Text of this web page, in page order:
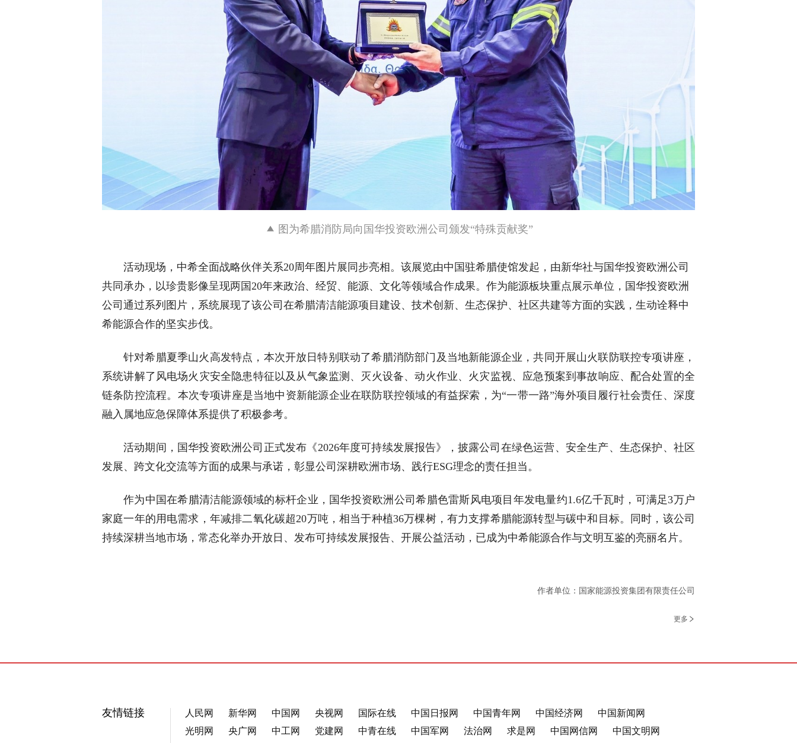
图为希腊消防局向国华投资欧洲公司颁发“特殊贡献奖”
活动现场，中希全面战略伙伴关系20周年图片展同步亮相。该展览由中国驻希腊使馆发起，由新华社与国华投资欧洲公司
共同承办，以珍贵影像呈现两国20年来政治、经贸、能源、文化等领域合作成果。作为能源板块重点展示单位，国华投资欧洲
公司通过系列图片，系统展现了该公司在希腊清洁能源项目建设、技术创新、生态保护、社区共建等方面的实践，生动诠释中
希能源合作的坚实步伐。
针对希腊夏季山火高发特点，本次开放日特别联动了希腊消防部门及当地新能源企业，共同开展山火联防联控专项讲座，
系统讲解了风电场火灾安全隐患特征以及从气象监测、灭火设备、动火作业、火灾监视、应急预案到事故响应、配合处置的全
链条防控流程。本次专项讲座是当地中资新能源企业在联防联控领域的有益探索，为“一带一路”海外项目履行社会责任、深度
融入属地应急保障体系提供了积极参考。
活动期间，国华投资欧洲公司正式发布《2026年度可持续发展报告》，披露公司在绿色运营、安全生产、生态保护、社区
发展、跨文化交流等方面的成果与承诺，彰显公司深耕欧洲市场、践行ESG理念的责任担当。
作为中国在希腊清洁能源领域的标杆企业，国华投资欧洲公司希腊色雷斯风电项目年发电量约1.6亿千瓦时，可满足3万户
家庭一年的用电需求，年减排二氧化碳超20万吨，相当于种植36万棵树，有力支撑希腊能源转型与碳中和目标。同时，该公司
持续深耕当地市场，常态化举办开放日、发布可持续发展报告、开展公益活动，已成为中希能源合作与文明互鉴的亮丽名片。
作者单位：国家能源投资集团有限责任公司
更多